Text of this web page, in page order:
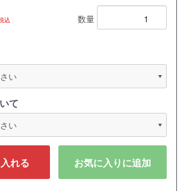
込
て
数量
れる お気に入りに追加